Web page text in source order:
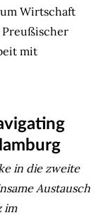
Wirtschaft
Preußischer
mit
in die zweite
Austausch
im